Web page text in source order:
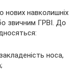
нових навколишніх
звичним ГРВІ. До
носа,